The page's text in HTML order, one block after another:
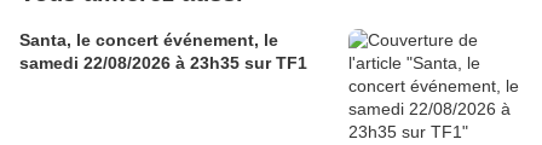
Santa, le concert événement, le
samedi 22/08/2026 à 23h35 sur TF1